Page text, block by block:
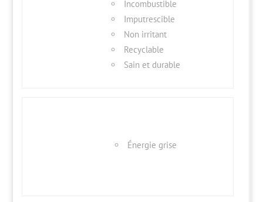
Incombustible
Imputrescible
Non irritant
Recyclable
Sain et durable
Énergie grise